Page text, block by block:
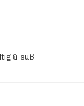
& süß